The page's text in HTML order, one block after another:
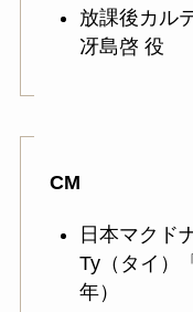
放課後カル
冴島啓 役
CM
日本マクド
Ty（タイ）
年）